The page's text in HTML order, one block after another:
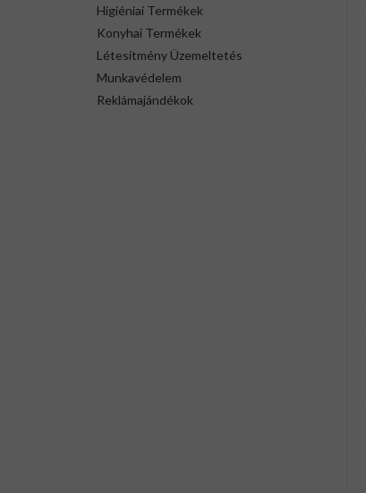
Higiéniai Termékek
Konyhai Termékek
Létesítmény Üzemeltetés
Munkavédelem
Reklámajándékok